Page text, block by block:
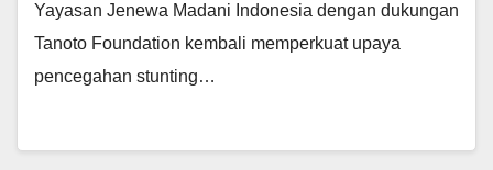
Yayasan Jenewa Madani Indonesia dengan dukungan
Tanoto Foundation kembali memperkuat upaya
pencegahan stunting…